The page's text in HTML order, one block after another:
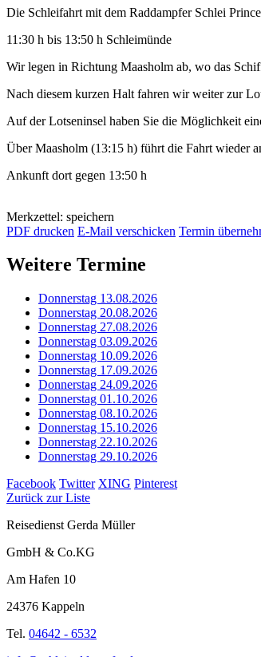
Die Schleifahrt mit dem Raddampfer Schlei
11:30 h bis 13:50 h Schleimünde
Wir legen in Richtung Maasholm ab, wo das
Nach diesem kurzen Halt fahren wir weiter zur
Auf der Lotseninsel haben Sie die Möglichkeit
Über Maasholm (13:15 h) führt die Fahrt wieder
Ankunft dort gegen 13:50 h
Merkzettel: speichern
PDF drucken E-Mail verschicken Termin
Weitere Termine
Donnerstag 13.08.2026
Donnerstag 20.08.2026
Donnerstag 27.08.2026
Donnerstag 03.09.2026
Donnerstag 10.09.2026
Donnerstag 17.09.2026
Donnerstag 24.09.2026
Donnerstag 01.10.2026
Donnerstag 08.10.2026
Donnerstag 15.10.2026
Donnerstag 22.10.2026
Donnerstag 29.10.2026
Facebook Twitter XING Pinterest
Zurück zur Liste
Reisedienst Gerda Müller
GmbH & Co.KG
Am Hafen 10
24376 Kappeln
Tel. 04642 - 6532